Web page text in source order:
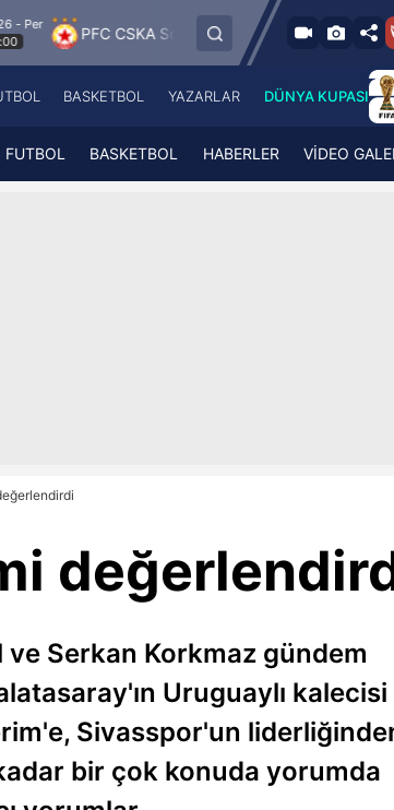
Sofia FK Jablonec
6.8.2026 - Per
19:00
FC
A Spor
ATV
A Haber Radyo
A Spor Radyo
A News Radio
BASKETBOL YAZARLAR DÜNYA KUPASI
FUTBOL BASKETBOL HABERLER VİDEO
Serkan Korkmaz gündem
Uruguaylı kalecisi
Sivasspor'un
bir çok konuda yorumda